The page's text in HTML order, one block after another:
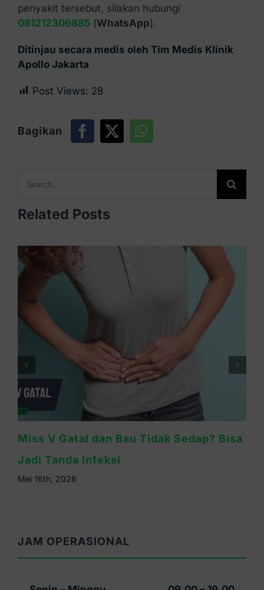
penyakit tersebut, silakan hubungi
081212306885 (WhatsApp).
Ditinjau secara medis oleh Tim Medis Klinik
Apollo Jakarta
Post Views: 28
Bagikan
for:
Related Posts
Miss V Gatal dan Bau Tidak Sedap? Bisa
Jadi Tanda Infeksi
Mei 16th, 2026
JAM OPERASIONAL